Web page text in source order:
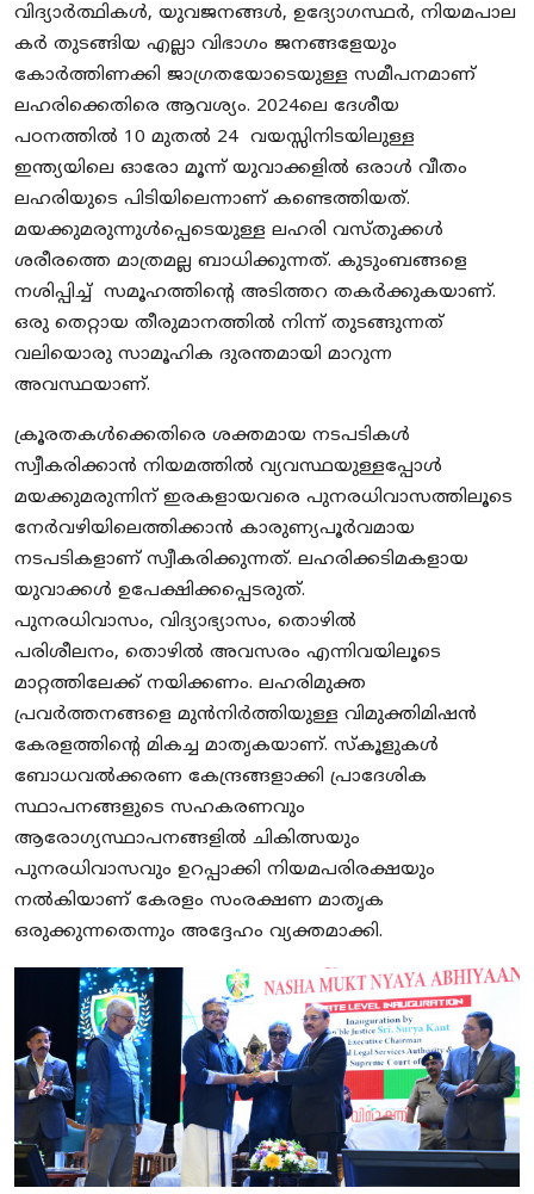
വിദ്യാർത്ഥികൾ, യുവജനങ്ങൾ, ഉദ്യോഗസ്ഥർ, നിയമപാല
കർ തുടങ്ങിയ എല്ലാ വിഭാഗം ജനങ്ങളേയും
കോർത്തിണക്കി ജാഗ്രതയോടെയുള്ള സമീപനമാണ്
ലഹരിക്കെതിരെ ആവശ്യം. 2024ലെ ദേശീയ
പഠനത്തിൽ 10 മുതൽ 24 വയസ്സിനിടയിലുള്ള
ഇന്ത്യയിലെ ഓരോ മൂന്ന് യുവാക്കളിൽ ഒരാൾ വീതം
ലഹരിയുടെ പിടിയിലെന്നാണ് കണ്ടെത്തിയത്.
മയക്കുമരുന്നുൾപ്പെടെയുള്ള ലഹരി വസ്തുക്കൾ
ശരീരത്തെ മാത്രമല്ല ബാധിക്കുന്നത്. കുടുംബങ്ങളെ
നശിപ്പിച്ച് സമൂഹത്തിന്റെ അടിത്തറ തകർക്കുകയാണ്.
ഒരു തെറ്റായ തീരുമാനത്തിൽ നിന്ന് തുടങ്ങുന്നത്
വലിയൊരു സാമൂഹിക ദുരന്തമായി മാറുന്ന
അവസ്ഥയാണ്.
ക്രൂരതകൾക്കെതിരെ ശക്തമായ നടപടികൾ
സ്വീകരിക്കാൻ നിയമത്തിൽ വ്യവസ്ഥയുള്ളപ്പോൾ
മയക്കുമരുന്നിന് ഇരകളായവരെ പുനരധിവാസത്തിലൂടെ
നേർവഴിയിലെത്തിക്കാൻ കാരുണ്യപൂർവമായ
നടപടികളാണ് സ്വീകരിക്കുന്നത്. ലഹരിക്കടിമകളായ
യുവാക്കൾ ഉപേക്ഷിക്കപ്പെടരുത്.
പുനരധിവാസം, വിദ്യാഭ്യാസം, തൊഴിൽ
പരിശീലനം, തൊഴിൽ അവസരം എന്നിവയിലൂടെ
മാറ്റത്തിലേക്ക് നയിക്കണം. ലഹരിമുക്ത
പ്രവർത്തനങ്ങളെ മുൻനിർത്തിയുള്ള വിമുക്തിമിഷൻ
കേരളത്തിന്റെ മികച്ച മാതൃകയാണ്. സ്‌കൂളുകൾ
ബോധവൽക്കരണ കേന്ദ്രങ്ങളാക്കി പ്രാദേശിക
സ്ഥാപനങ്ങളുടെ സഹകരണവും
ആരോഗ്യസ്ഥാപനങ്ങളിൽ ചികിത്സയും
പുനരധിവാസവും ഉറപ്പാക്കി നിയമപരിരക്ഷയും
നൽകിയാണ് കേരളം സംരക്ഷണ മാതൃക
ഒരുക്കുന്നതെന്നും അദ്ദേഹം വ്യക്തമാക്കി.